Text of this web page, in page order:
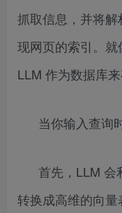
抓取信息，并将
现网页的索引。
LLM 作为数据库
当你输入查询
首先，LLM 会
转换成高维的向量